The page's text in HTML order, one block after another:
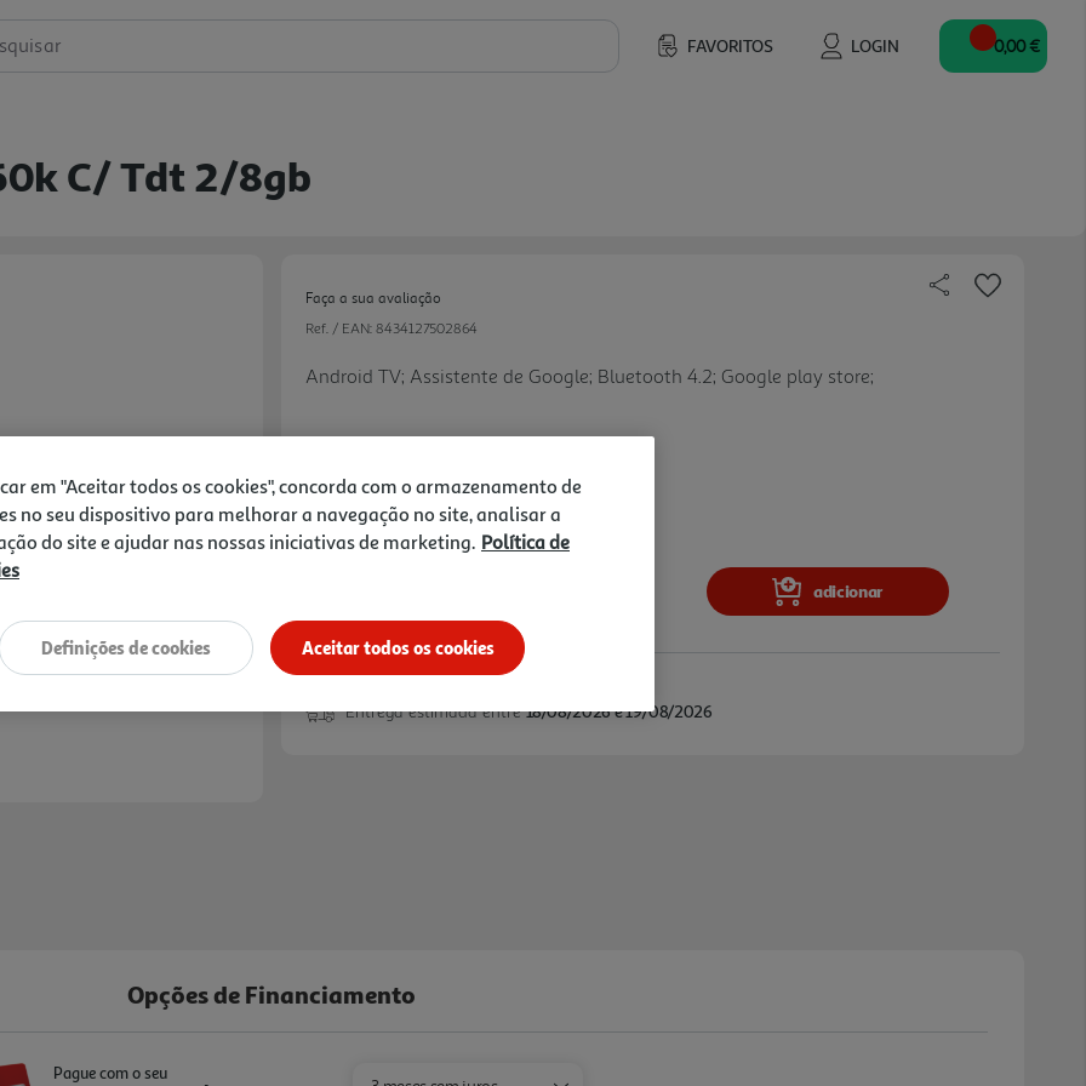
FAVORITOS LOGIN 0,00 €
C/ Tdt 2/8gb
Next
Faça a sua avaliação
Ref. / EAN: 8434127502864
Android TV; Assistente de Google; Bluetooth 4.2; Google play store;
89,99 €
adicionar
Entrega estimada entre18/08/2026 e 19/08/2026
Opções de Financiamento
Pague com o seu
em "Aceitar todos os cookies", concorda com o armazenamento de
no seu dispositivo para melhorar a navegação no site, analisar a
do site e ajudar nas nossas iniciativas de marketing. Política de
Aceitar todos os cookies
Definições de cookies